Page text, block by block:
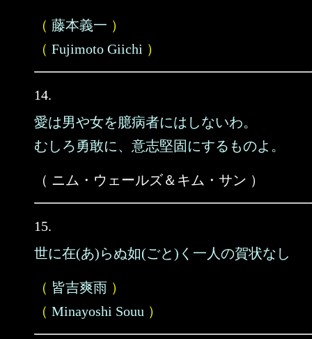
（ 藤本義一 ）
（ Fujimoto Giichi ）
14.
愛は男や女を臆病者にはしないわ。
むしろ勇敢に、意志堅固にするものよ。
（ ニム・ウェールズ＆キム・サン ）
15.
世に在(あ)らぬ如(ごと)く一人の賀状なし
（ 皆吉爽雨 ）
（ Minayoshi Souu ）